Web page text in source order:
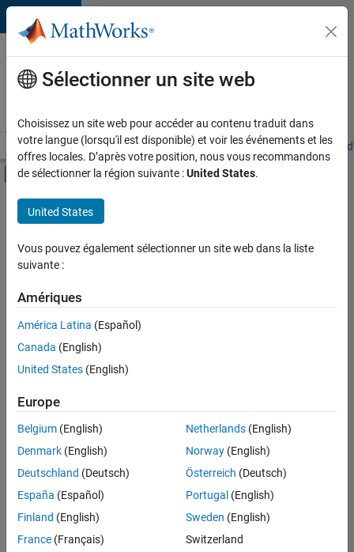
Passer au contenu
Votre
carrière
chez
Accueil Explorer nos opportunités Adresses de nos bureaux
Activer/désactiver l'affichage du menu
Contenu principal
FILTRER PAR
Infrastructure et architecture
Développement de produits
Ingénierie des versions
Actuellement,
aucune
offre
d'emploi
correspondant
à vos
critères
de
recherche.
Vous
pouvez
élargir
votre
Sélectionner un site web
Choisissez un site web pour accéder au contenu traduit dans
votre langue (lorsqu'il est disponible) et voir les événements et les
offres locales. D’après votre position, nous vous recommandons
de sélectionner la région suivante :United States.
United States
Vous pouvez également sélectionner un site web dans la liste
suivante :
Amériques
América Latina (Español)
Canada (English)
United States (English)
Europe
Belgium (English)
Denmark (English)
Deutschland (Deutsch)
España (Español)
Finland (English)
France (Français)
Netherlands(English)
Norway(English)
Österreich (Deutsch)
Portugal (English)
Sweden (English)
Switzerland